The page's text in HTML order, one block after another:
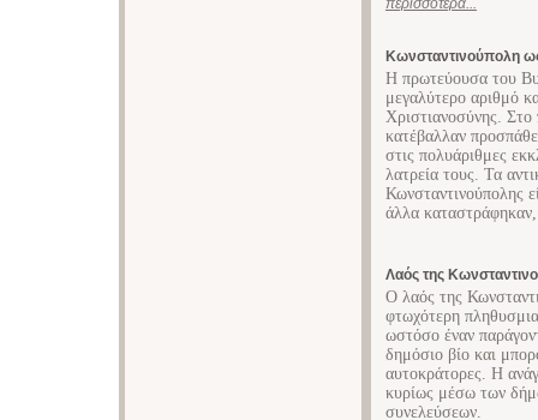
περισσότερα...
Κωνσταντινούπολη
Η πρωτεύουσα του
μεγαλύτερο αριθμό
Χριστιανοσύνης.
κατέβαλλαν
στις πολυάριθμες
λατρεία τους. Τα
Κωνσταντινούπολης
άλλα
Λαός της
Ο λαός της
φτωχότερη
ωστόσο έναν
δημόσιο βίο και
αυτοκράτορες. Η
κυρίως μέσω των
συνελεύσεων.